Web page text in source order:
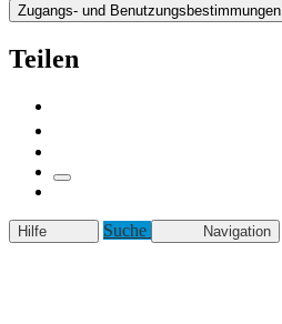
Zugangs- und Benutzungsbestimmungen
Teilen
Hilfe Suche Navigation